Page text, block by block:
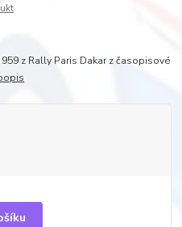
z Rally Paris Dakar z časopisové